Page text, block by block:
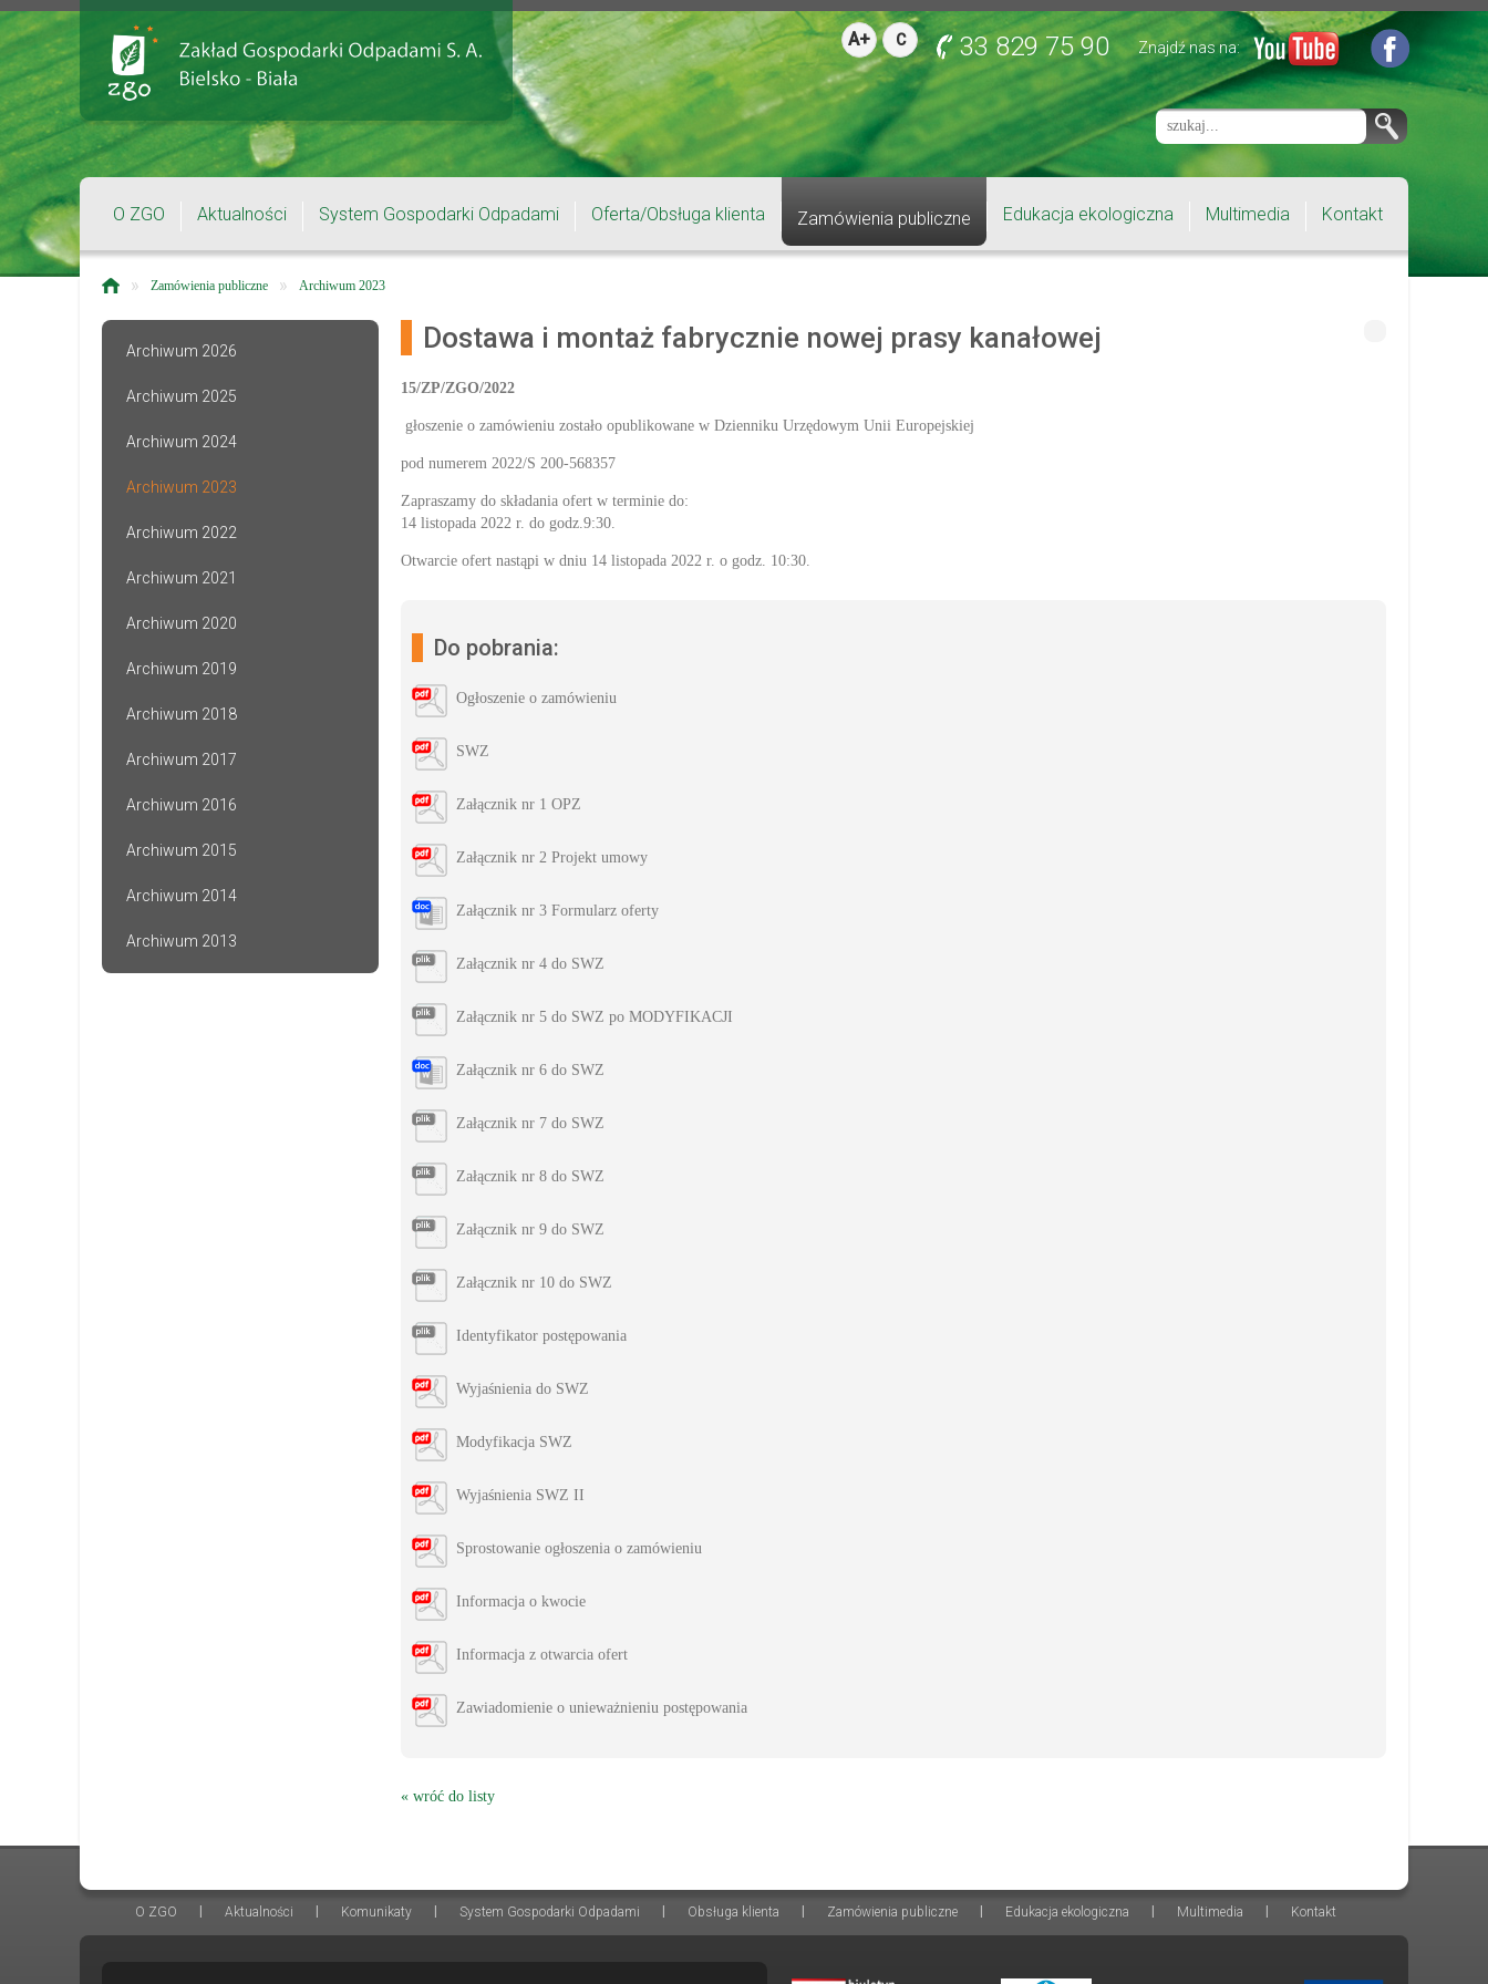
A+ C 33 829 75 90 Znajdź nas na:
O ZGO Aktualności System Gospodarki Odpadami Oferta/Obsługa klienta Zamówienia publiczne Edukacja ekologiczna Multimedia Kontakt
» Zamówienia publiczne » Archiwum 2023
Archiwum 2026
Archiwum 2025
Archiwum 2024
Archiwum 2023
Archiwum 2022
Archiwum 2021
Archiwum 2020
Archiwum 2019
Archiwum 2018
Archiwum 2017
Archiwum 2016
Archiwum 2015
Archiwum 2014
Archiwum 2013
Dostawa i montaż fabrycznie nowej prasy kanałowej
15/ZP/ZGO/2022
głoszenie o zamówieniu zostało opublikowane w Dzienniku Urzędowym Unii Europejskiej
pod numerem 2022/S 200-568357
Zapraszamy do składania ofert w terminie do:
14 listopada 2022 r. do godz.9:30.
Otwarcie ofert nastąpi w dniu 14 listopada 2022 r. o godz. 10:30.
Do pobrania:
Ogłoszenie o zamówieniu
SWZ
Załącznik nr 1 OPZ
Załącznik nr 2 Projekt umowy
Załącznik nr 3 Formularz oferty
Załącznik nr 4 do SWZ
Załącznik nr 5 do SWZ po MODYFIKACJI
Załącznik nr 6 do SWZ
Załącznik nr 7 do SWZ
Załącznik nr 8 do SWZ
Załącznik nr 9 do SWZ
Załącznik nr 10 do SWZ
Identyfikator postępowania
Wyjaśnienia do SWZ
Modyfikacja SWZ
Wyjaśnienia SWZ II
Sprostowanie ogłoszenia o zamówieniu
Informacja o kwocie
Informacja z otwarcia ofert
Zawiadomienie o unieważnieniu postępowania
« wróć do listy
O ZGO Aktualności Komunikaty System Gospodarki Odpadami Obsługa klienta Zamówienia publiczne Edukacja ekologiczna Multimedia Kontakt